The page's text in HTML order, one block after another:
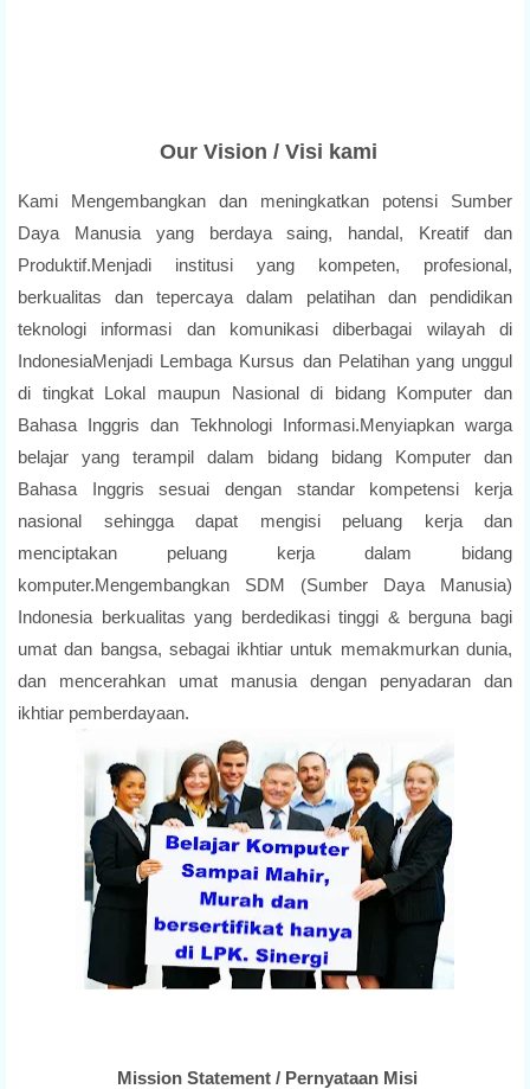
Our Vision / Visi kami
Kami Mengembangkan dan meningkatkan potensi Sumber
Daya Manusia yang berdaya saing, handal, Kreatif dan
Produktif.Menjadi institusi yang kompeten, profesional,
berkualitas dan tepercaya dalam pelatihan dan pendidikan
teknologi informasi dan komunikasi diberbagai wilayah di
IndonesiaMenjadi Lembaga Kursus dan Pelatihan yang unggul
di tingkat Lokal maupun Nasional di bidang Komputer dan
Bahasa Inggris dan Tekhnologi Informasi.Menyiapkan warga
belajar yang terampil dalam bidang bidang Komputer dan
Bahasa Inggris sesuai dengan standar kompetensi kerja
nasional sehingga dapat mengisi peluang kerja dan
menciptakan peluang kerja dalam bidang
komputer.Mengembangkan SDM (Sumber Daya Manusia)
Indonesia berkualitas yang berdedikasi tinggi & berguna bagi
umat dan bangsa, sebagai ikhtiar untuk memakmurkan dunia,
dan mencerahkan umat manusia dengan penyadaran dan
ikhtiar pemberdayaan.
Mission Statement / Pernyataan Misi